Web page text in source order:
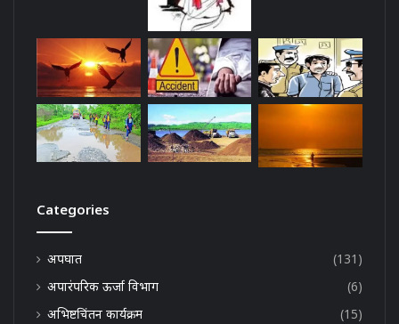
Categories
अपघात
(131)
अपारंपरिक ऊर्जा विभाग
(6)
अभिष्टचिंतन कार्यक्रम
(15)